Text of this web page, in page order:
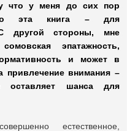
что у меня до сих пор
эта книга – для
другой стороны, мне
эпатажность,
и может в
привлечение внимания –
оставляет шанса для
естественное,